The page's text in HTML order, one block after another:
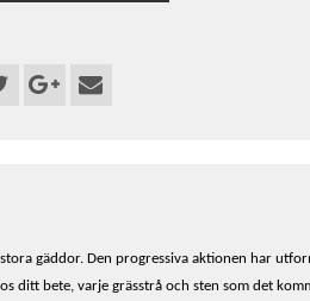
gäddor. Den progressiva aktionen har
bete, varje grässtrå och sten som det